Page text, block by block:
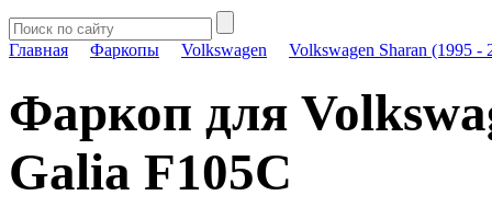
Главная Фаркопы Volkswagen Volkswagen Sharan (1995 -
Фаркоп для
Galia F105C